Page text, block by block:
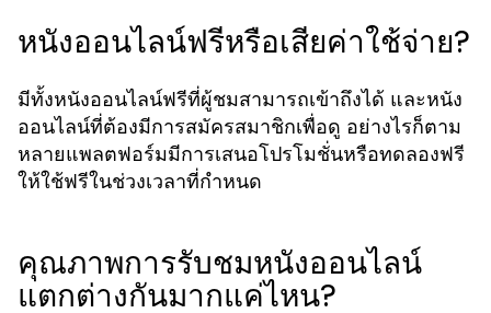
หนังออนไลน์ฟรีหรือเสียค่าใช้จ่าย?
มีทั้งหนังออนไลน์ฟรีที่ผู้ชมสามารถเข้าถึงได้ และหนัง
ออนไลน์ที่ต้องมีการสมัครสมาชิกเพื่อดู อย่างไรก็ตาม
หลายแพลตฟอร์มมีการเสนอโปรโมชั่นหรือทดลองฟรี
ให้ใช้ฟรีในช่วงเวลาที่กำหนด
คุณภาพการรับชมหนังออนไลน์
แตกต่างกันมากแค่ไหน?